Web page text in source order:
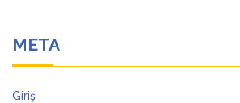
META
Giriş